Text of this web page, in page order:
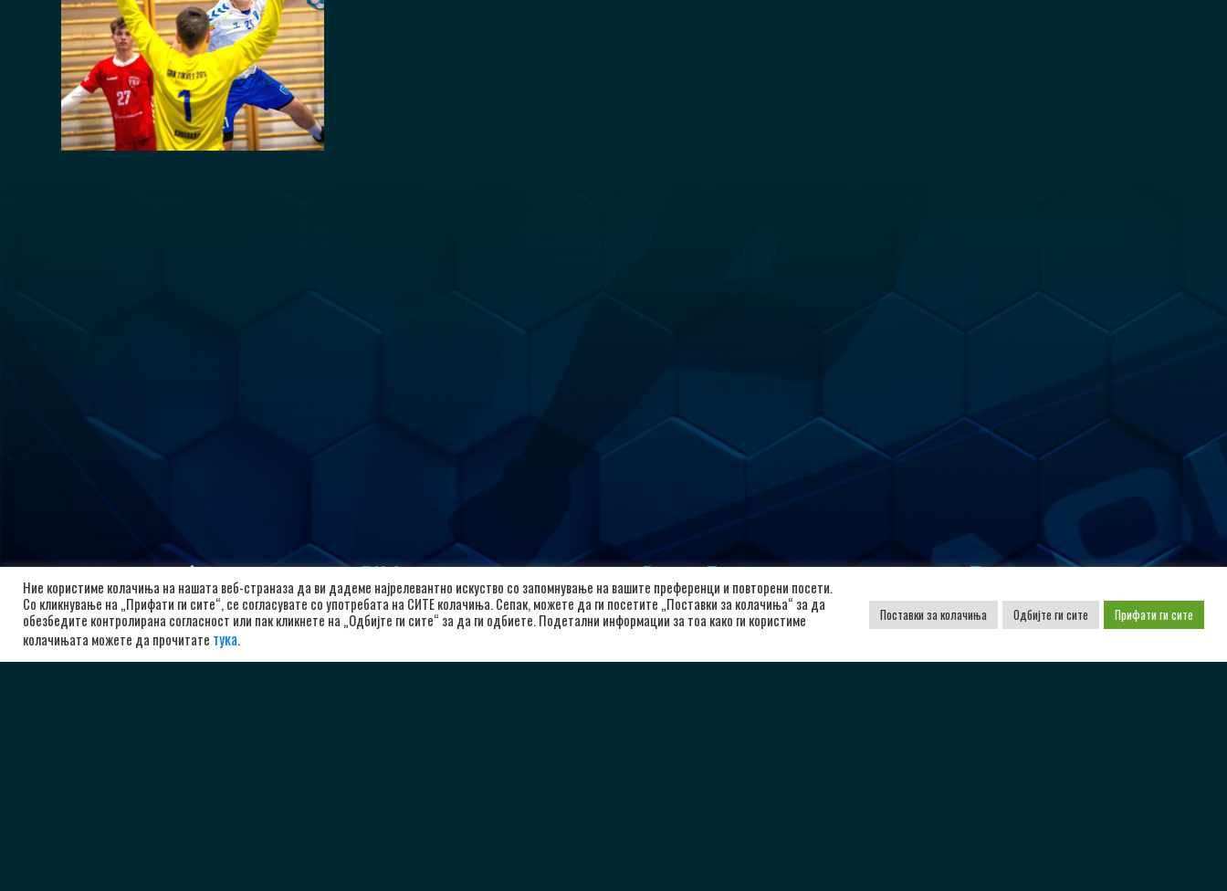
РК Алкалоид
бул. Александар Македонски 12,
1000 Скопје, Република Северна
Важни Линкови
Почетна
Поддржано од
Ние користиме колачиња на нашата веб-страназа да ви дадеме најрелевантно искуство со запомнување на вашите преференци и повторени посети.
Со кликнување на „Прифати ги сите“, се согласувате со употребата на СИТЕ колачиња. Сепак, можете да ги посетите „Поставки за колачиња“ за да
обезбедите контролирана согласност или пак кликнете на „Одбијте ги сите“ за да ги одбиете. Подетални информации за тоа како ги користиме
колачињата можете да прочитате тука.
Поставки за колачиња Одбијте ги сите Прифати ги сите